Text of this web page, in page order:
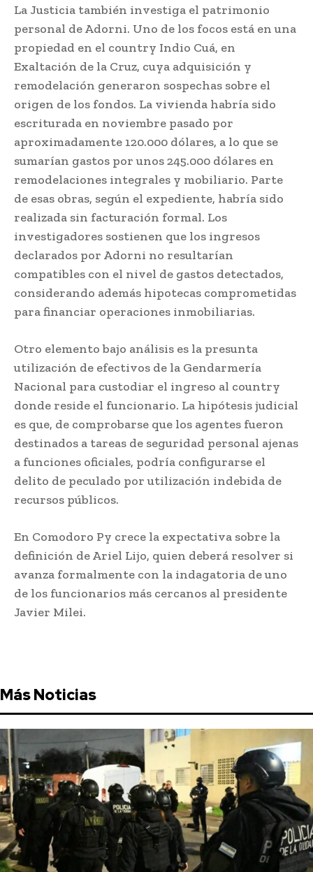
La Justicia también investiga el patrimonio
personal de Adorni. Uno de los focos está en una
propiedad en el country Indio Cuá, en
Exaltación de la Cruz, cuya adquisición y
remodelación generaron sospechas sobre el
origen de los fondos. La vivienda habría sido
escriturada en noviembre pasado por
aproximadamente 120.000 dólares, a lo que se
sumarían gastos por unos 245.000 dólares en
remodelaciones integrales y mobiliario. Parte
de esas obras, según el expediente, habría sido
realizada sin facturación formal. Los
investigadores sostienen que los ingresos
declarados por Adorni no resultarían
compatibles con el nivel de gastos detectados,
considerando además hipotecas comprometidas
para financiar operaciones inmobiliarias.
Otro elemento bajo análisis es la presunta
utilización de efectivos de la Gendarmería
Nacional para custodiar el ingreso al country
donde reside el funcionario. La hipótesis judicial
es que, de comprobarse que los agentes fueron
destinados a tareas de seguridad personal ajenas
a funciones oficiales, podría configurarse el
delito de peculado por utilización indebida de
recursos públicos.
En Comodoro Py crece la expectativa sobre la
definición de Ariel Lijo, quien deberá resolver si
avanza formalmente con la indagatoria de uno
de los funcionarios más cercanos al presidente
Javier Milei.
Más Noticias